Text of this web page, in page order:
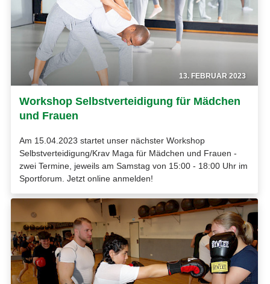
13. FEBRUAR 2023
Workshop Selbstverteidigung für Mädchen
und Frauen
Am 15.04.2023 startet unser nächster Workshop
Selbstverteidigung/Krav Maga für Mädchen und Frauen -
zwei Termine, jeweils am Samstag von 15:00 - 18:00 Uhr im
Sportforum. Jetzt online anmelden!